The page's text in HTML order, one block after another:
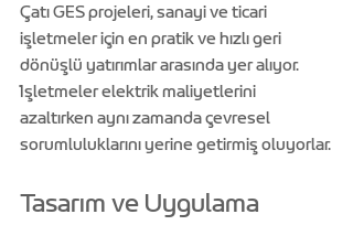
Çatı GES projeleri, sanayi ve ticari
işletmeler için en pratik ve hızlı geri
dönüşlü yatırımlar arasında yer alıyor.
İşletmeler elektrik maliyetlerini
azaltırken aynı zamanda çevresel
sorumluluklarını yerine getirmiş oluyorlar.
Tasarım ve Uygulama